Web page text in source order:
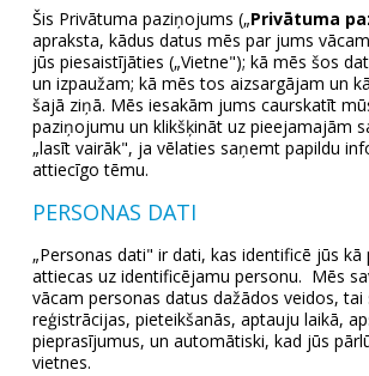
Šis Privātuma paziņojums („Privātuma
apraksta, kādus datus mēs par jums
jūs piesaistījāties („Vietne"); kā mēs šos
un izpaužam; kā mēs tos aizsargājam un
šajā ziņā. Mēs iesakām jums caurskatīt
paziņojumu un klikšķināt uz pieejamajām
„lasīt vairāk", ja vēlaties saņemt papildu
attiecīgo tēmu.
PERSONAS DATI
„Personas dati" ir dati, kas identificē jūs kā
attiecas uz identificējamu personu. Mēs
vācam personas datus dažādos veidos, tai
reģistrācijas, pieteikšanās, aptauju laikā,
pieprasījumus, un automātiski, kad jūs
vietnes.